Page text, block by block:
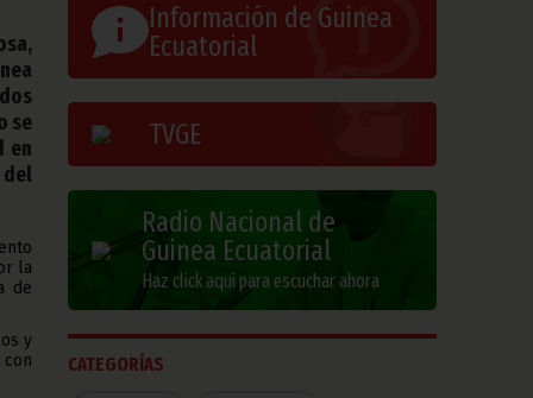
se
en
del
la
de
y
Información de Guinea
Ecuatorial
TVGE
Radio Nacional de
Guinea Ecuatorial
Haz click aquí para escuchar ahora
CATEGORÍAS